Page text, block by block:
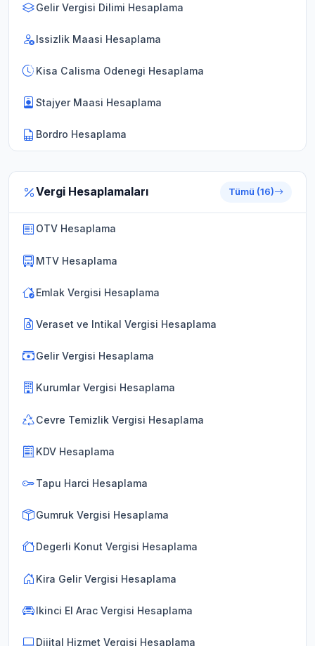
Gelir Vergisi Dilimi Hesaplama
Issizlik Maasi Hesaplama
Kisa Calisma Odenegi Hesaplama
Stajyer Maasi Hesaplama
Bordro Hesaplama
Vergi Hesaplamaları Tümü (16)
OTV Hesaplama
MTV Hesaplama
Emlak Vergisi Hesaplama
Veraset ve Intikal Vergisi Hesaplama
Gelir Vergisi Hesaplama
Kurumlar Vergisi Hesaplama
Cevre Temizlik Vergisi Hesaplama
KDV Hesaplama
Tapu Harci Hesaplama
Gumruk Vergisi Hesaplama
Degerli Konut Vergisi Hesaplama
Kira Gelir Vergisi Hesaplama
Ikinci El Arac Vergisi Hesaplama
Dijital Hizmet Vergisi Hesaplama